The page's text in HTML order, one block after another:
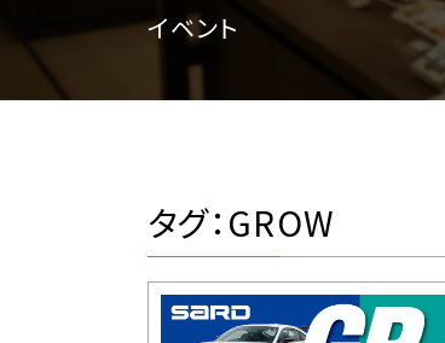
イベント
タグ：GROW